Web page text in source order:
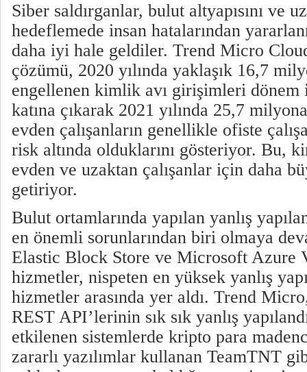
Siber saldırganlar, bulut altyapısını ve
hedeflemede insan hatalarından
daha iyi hale geldiler. Trend Micro
çözümü, 2020 yılında yaklaşık 16,7
engellenen kimlik avı girişimleri dönem
katına çıkarak 2021 yılında 25,7
evden çalışanların genellikle ofiste
risk altında olduklarını gösteriyor. Bu,
evden ve uzaktan çalışanlar için daha
getiriyor.
Bulut ortamlarında yapılan yanlış
en önemli sorunlarından biri olmaya
Elastic Block Store ve Microsoft Azure
hizmetler, nispeten en yüksek yanlış
hizmetler arasında yer aldı. Trend
REST API’lerinin sık sık yanlış
etkilenen sistemlerde kripto para
zararlı yazılımlar kullanan TeamTNT